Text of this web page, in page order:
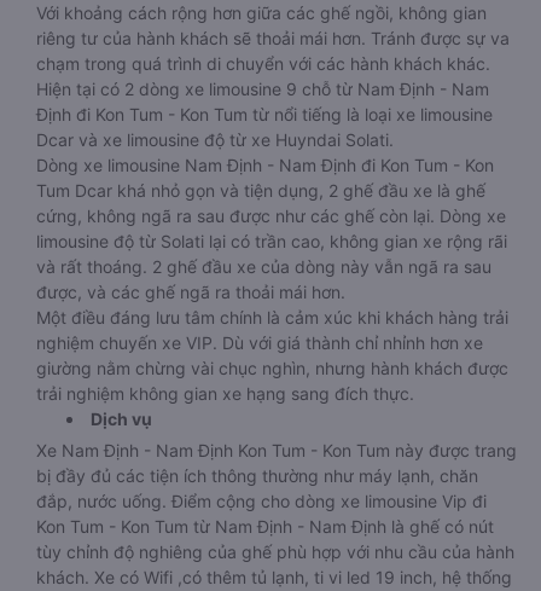
Với khoảng cách rộng hơn giữa các ghế ngồi, không gian
riêng tư của hành khách sẽ thoải mái hơn. Tránh được sự va
chạm trong quá trình di chuyển với các hành khách khác.
Hiện tại có 2 dòng xe limousine 9 chỗ từ Nam Định - Nam
Định đi Kon Tum - Kon Tum từ nổi tiếng là loại xe limousine
Dcar và xe limousine độ từ xe Huyndai Solati.
Dòng xe limousine Nam Định - Nam Định đi Kon Tum - Kon
Tum Dcar khá nhỏ gọn và tiện dụng, 2 ghế đầu xe là ghế
cứng, không ngã ra sau được như các ghế còn lại. Dòng xe
limousine độ từ Solati lại có trần cao, không gian xe rộng rãi
và rất thoáng. 2 ghế đầu xe của dòng này vẫn ngã ra sau
được, và các ghế ngã ra thoải mái hơn.
Một điều đáng lưu tâm chính là cảm xúc khi khách hàng trải
nghiệm chuyến xe VIP. Dù với giá thành chỉ nhỉnh hơn xe
giường nằm chừng vài chục nghìn, nhưng hành khách được
trải nghiệm không gian xe hạng sang đích thực.
Dịch vụ
Xe Nam Định - Nam Định Kon Tum - Kon Tum này được trang
bị đầy đủ các tiện ích thông thường như máy lạnh, chăn
đắp, nước uống. Điểm cộng cho dòng xe limousine Vip đi
Kon Tum - Kon Tum từ Nam Định - Nam Định là ghế có nút
tùy chỉnh độ nghiêng của ghế phù hợp với nhu cầu của hành
khách. Xe có Wifi ,có thêm tủ lạnh, ti vi led 19 inch, hệ thống